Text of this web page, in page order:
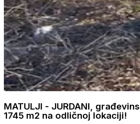
MATULJI - JURDANI,
1745 m2 na odličnoj lokaciji!